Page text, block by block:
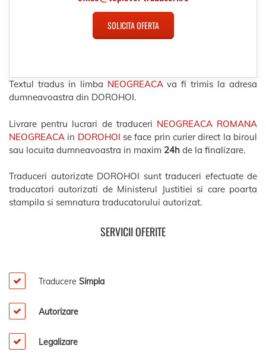
SOLICITA OFERTA
Textul tradus in limba NEOGREACAva fi trimis la adresa
dumneavoastra din DOROHOI.
Livrare pentru lucrari de traduceri NEOGREACA ROMANA
NEOGREACA in DOROHOI se face prin curier direct la biroul
sau locuita dumneavoastra in maxim 24h de la finalizare.
Traduceri autorizate DOROHOI sunt traduceri efectuate de
traducatori autorizati de Ministerul Justitiei si care poarta
stampila si semnatura traducatorului autorizat.
SERVICII OFERITE
Traducere Simpla
Autorizare
Legalizare